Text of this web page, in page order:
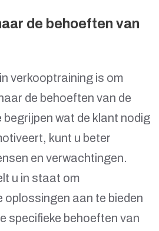
de behoeften van
verkooptraining is om
de behoeften van de
wat de klant nodig
kunt u beter
en verwachtingen.
u in staat om
oplossingen aan te bieden
specifieke behoeften van